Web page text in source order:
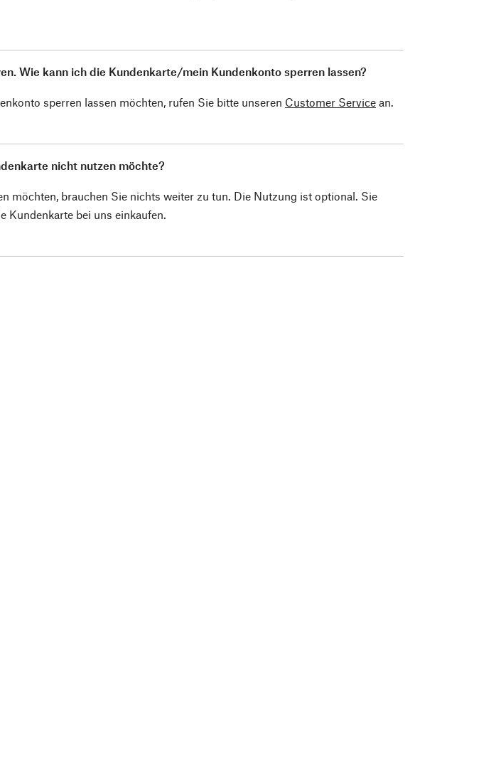
Wie kann ich die Kundenkarte/mein Kundenkonto sperren lassen?
sperren lassen möchten, rufen Sie bitte unseren Customer Servicean.
nicht nutzen möchte?
möchten, brauchen Sie nichts weiter zu tun. Die Nutzung ist optional. Sie
Kundenkarte bei uns einkaufen.